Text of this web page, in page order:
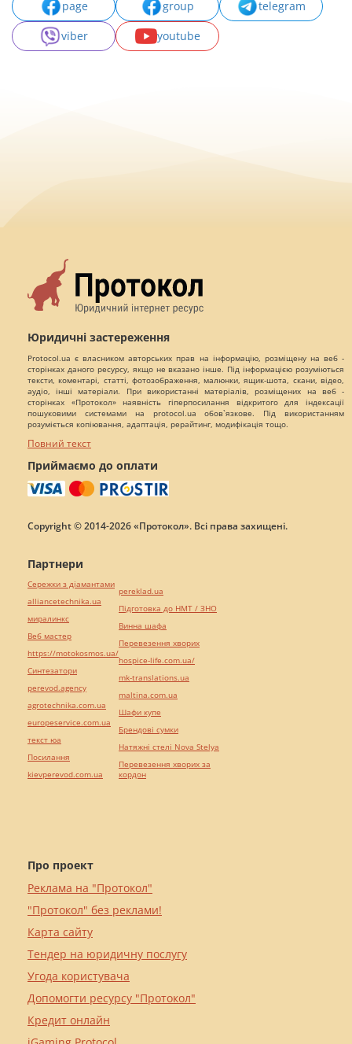
page group
telegram
viber
youtube
Юридичні застереження
Protocol.ua є власником авторських прав на інформацію, розміщену на веб -
сторінках даного ресурсу, якщо не вказано інше. Під інформацією розуміються
тексти, коментарі, статті, фотозображення, малюнки, ящик-шота, скани, відео,
аудіо, інші матеріали. При використанні матеріалів, розміщених на веб -
сторінках «Протокол» наявність гіперпосилання відкритого для індексації
пошуковими системами на protocol.ua обов`язкове. Під використанням
розуміється копіювання, адаптація, рерайтинг, модифікація тощо.
Повний текст
Приймаємо до оплати
Copyright © 2014-2026 «Протокол». Всі права захищені.
Про проект
Реклама на "Протокол"
"Протокол" без реклами!
Карта сайту
Тендер на юридичну послугу
Угода користувача
Допомогти ресурсу "Протокол"
Кредит онлайн
Партнери
Сережки з діамантами
alliancetechnika.ua
миралинкс
Веб мастер
https://motokosmos.ua/
Синтезатори
perevod.agency
agrotechnika.com.ua
europeservice.com.ua
текст юа
Посилання
kievperevod.com.ua
pereklad.ua
Підготовка до НМТ / ЗНО
Винна шафа
Перевезення хворих
hospice-life.com.ua/
mk-translations.ua
maltina.com.ua
Шафи купе
Брендові сумки
Натяжні стелі Nova Stelya
Перевезення хворих за
кордон